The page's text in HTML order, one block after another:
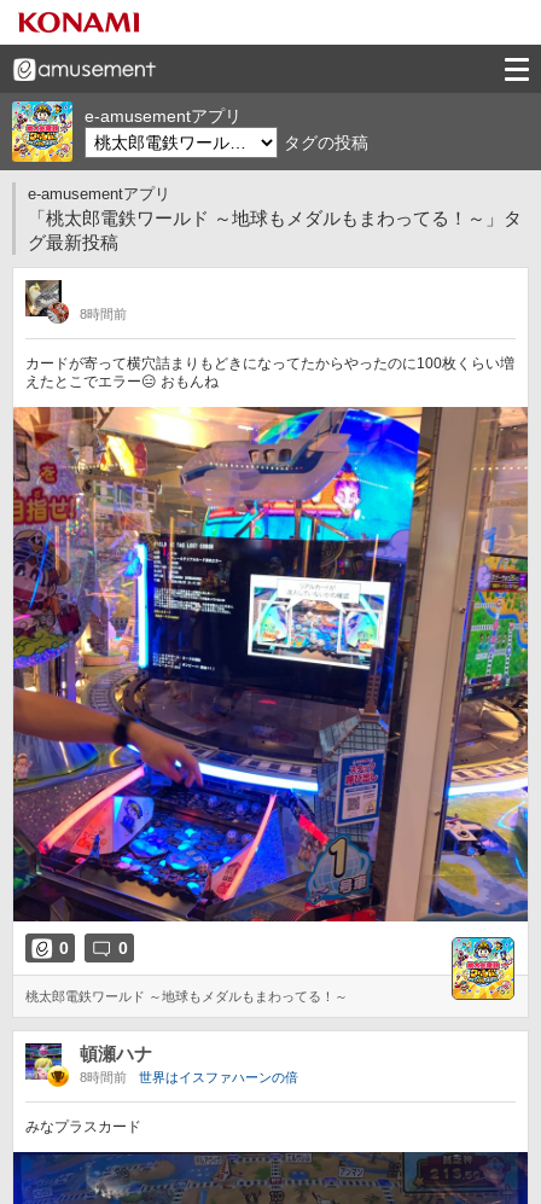
e-amusementアプリ
タグの投稿
e-amusementアプリ
「桃太郎電鉄ワールド ～地球もメダルもまわってる！～」タ
グ最新投稿
8時間前
カードが寄って横穴詰まりもどきになってたからやったのに100枚くらい増
えたとこでエラー😑 おもんね
0 0
桃太郎電鉄ワールド ～地球もメダルもまわってる！～
頓瀬ハナ
8時間前 世界はイスファハーンの倍
みなプラスカード